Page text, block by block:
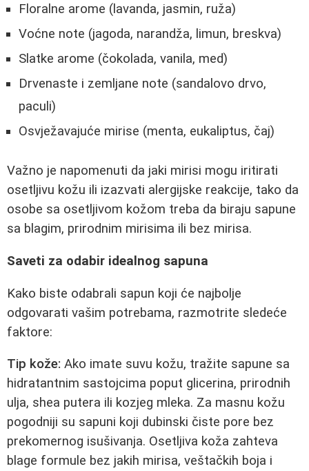
Floralne arome (lavanda, jasmin, ruža)
Voćne note (jagoda, narandža, limun, breskva)
Slatke arome (čokolada, vanila, med)
Drvenaste i zemljane note (sandalovo drvo,
paculi)
Osvježavajuće mirise (menta, eukaliptus, čaj)
Važno je napomenuti da jaki mirisi mogu iritirati
osetljivu kožu ili izazvati alergijske reakcije, tako da
osobe sa osetljivom kožom treba da biraju sapune
sa blagim, prirodnim mirisima ili bez mirisa.
Saveti za odabir idealnog sapuna
Kako biste odabrali sapun koji će najbolje
odgovarati vašim potrebama, razmotrite sledeće
faktore:
Tip kože: Ako imate suvu kožu, tražite sapune sa
hidratantnim sastojcima poput glicerina, prirodnih
ulja, shea putera ili kozjeg mleka. Za masnu kožu
pogodniji su sapuni koji dubinski čiste pore bez
prekomernog isušivanja. Osetljiva koža zahteva
blage formule bez jakih mirisa, veštačkih boja i